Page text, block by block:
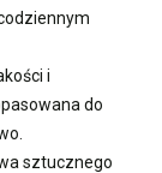
i
do
sztucznego